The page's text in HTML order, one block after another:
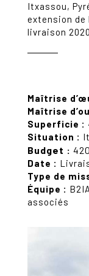
Itxassou,
extension de
livraison 2020
Maîtrise
Maîtrise
Superficie :
Situation :
Budget :
Date :
Type de
Équipe :
associés